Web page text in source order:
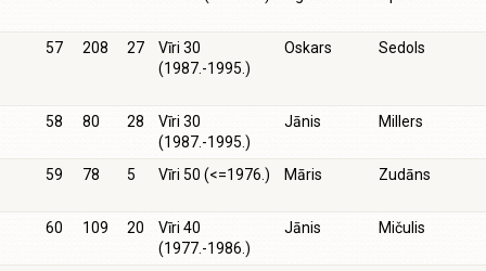
57 208 27
Vīri 30
(1987.-1995.)
Oskars Sedols
58 80 28
Vīri 30
(1987.-1995.)
Jānis Millers
59 78 5 Vīri 50 (<=1976.) Māris Zudāns
60 109 20
Vīri 40
(1977.-1986.)
Jānis Mičulis